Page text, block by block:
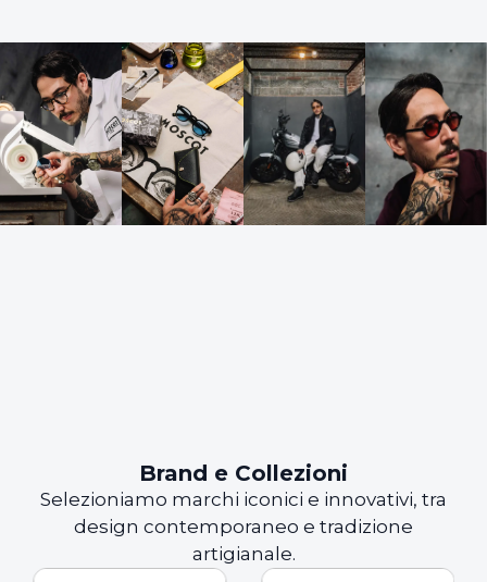
Brand e Collezioni
Selezioniamo marchi iconici e innovativi, tra
design contemporaneo e tradizione
artigianale.